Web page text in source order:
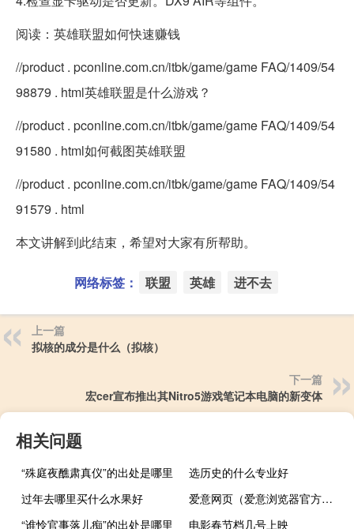
阅读：英雄联盟如何快速赚钱
//product . pconline.com.cn/itbk/game/game FAQ/1409/54
98879 . html英雄联盟是什么游戏？
//product . pconline.com.cn/itbk/game/game FAQ/1409/54
91580 . html如何截图英雄联盟
//product . pconline.com.cn/itbk/game/game FAQ/1409/54
91579 . html
本文讲解到此结束，希望对大家有所帮助。
网络标签： 联盟 英雄 进不去
上一篇
拟核的成分是什么（拟核）
下一篇
宏cer宣布推出其Nitro5游戏笔记本电脑的新变体
相关问题
“殊庭夜醮肃真仪”的出处是哪里
选历史的什么专业好
过年去哪里买什么水果好
爱意网页（爱意浏览器官方下载）
“谁怜官事落儿痴”的出处是哪里
电影春节档几号上映